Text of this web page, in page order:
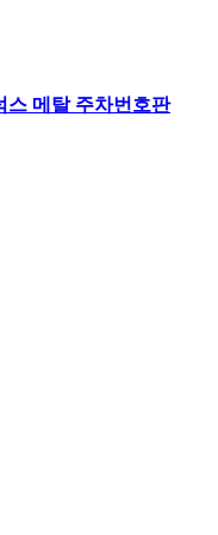
스 메탈 주차번호판